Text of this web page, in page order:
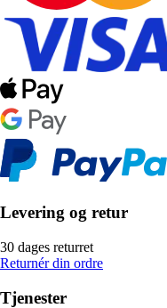
Levering og retur
30 dages returret
Returnér din ordre
Tjenester